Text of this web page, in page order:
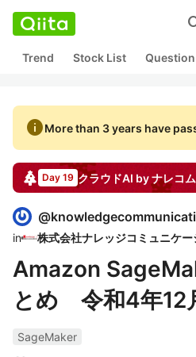
Trend Stock List Question
infoMore than 3 years have
Day 19 クラウドAI by ナレコム
@
in
Amazon
とめ 令和4年12
SageMaker